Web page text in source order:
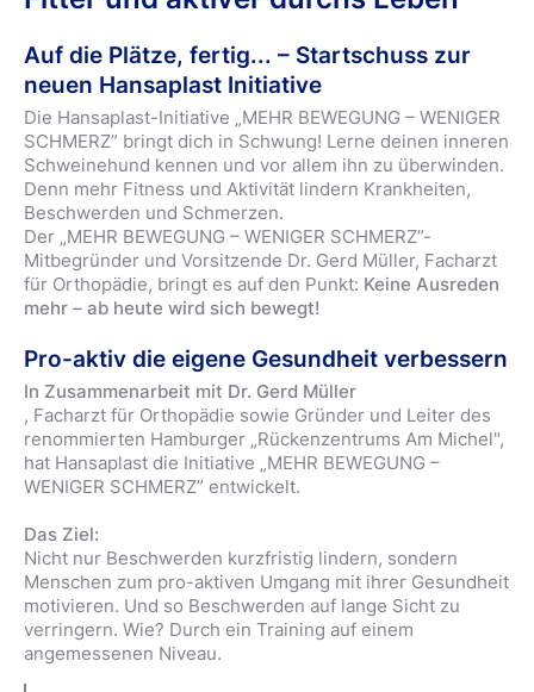
Auf die Plätze, fertig... – Startschuss zur
neuen Hansaplast Initiative
Die Hansaplast-Initiative „MEHR BEWEGUNG – WENIGER
SCHMERZ” bringt dich in Schwung! Lerne deinen inneren
Schweinehund kennen und vor allem ihn zu überwinden.
Denn mehr Fitness und Aktivität lindern Krankheiten,
Beschwerden und Schmerzen.
Der „MEHR BEWEGUNG – WENIGER SCHMERZ”-
Mitbegründer und Vorsitzende Dr. Gerd Müller, Facharzt
für Orthopädie, bringt es auf den Punkt: Keine Ausreden
mehr – ab heute wird sich bewegt!
Pro-aktiv die eigene Gesundheit verbessern
In Zusammenarbeit mit Dr. Gerd Müller
, Facharzt für Orthopädie sowie Gründer und Leiter des
renommierten Hamburger „Rückenzentrums Am Michel",
hat Hansaplast die Initiative „MEHR BEWEGUNG –
WENIGER SCHMERZ” entwickelt.
Das Ziel:
Nicht nur Beschwerden kurzfristig lindern, sondern
Menschen zum pro-aktiven Umgang mit ihrer Gesundheit
motivieren. Und so Beschwerden auf lange Sicht zu
verringern. Wie? Durch ein Training auf einem
angemessenen Niveau.